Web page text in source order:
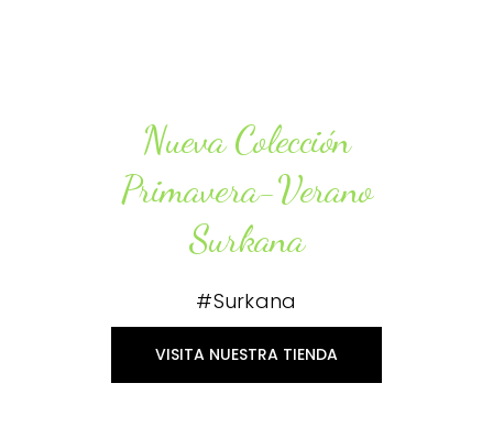
Nueva Colección
Primavera-Verano
Surkana
#Surkana
VISITA NUESTRA TIENDA